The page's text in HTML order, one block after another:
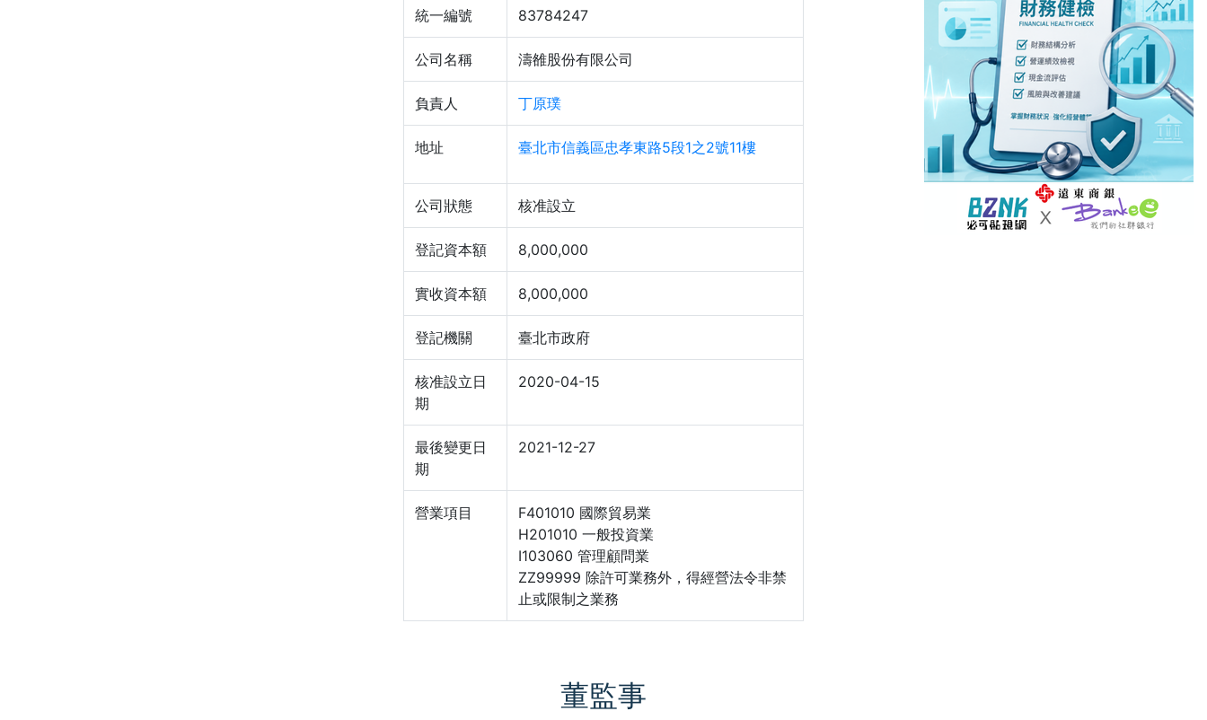
統一編號 83784247
公司名稱 濤雒股份有限公司
負責人 丁原璞
地址 臺北市信義區忠孝東路5段1之2號11樓
公司狀態 核准設立
登記資本額 8,000,000
實收資本額 8,000,000
登記機關 臺北市政府
核准設立日
期
2020-04-15
最後變更日
期
2021-12-27
營業項目
F401010 國際貿易業
H201010 一般投資業
I103060 管理顧問業
ZZ99999 除許可業務外，得經營法令非禁
止或限制之業務
董監事